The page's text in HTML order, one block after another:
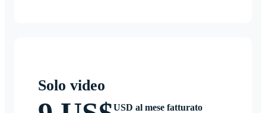
Solo video
USD al mese fatturato